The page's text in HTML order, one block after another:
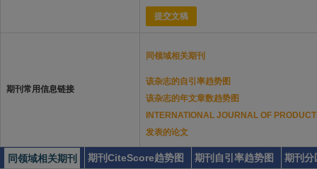
提交文稿
期刊常用信息链接
同领域相关期刊
该杂志的自引率趋势图
该杂志的年文章数趋势图
INTERNATIONAL JOURNAL OF
发表的论文
同领域相关期刊 期刊CiteScore趋势图 期刊自引率趋势图 期刊分